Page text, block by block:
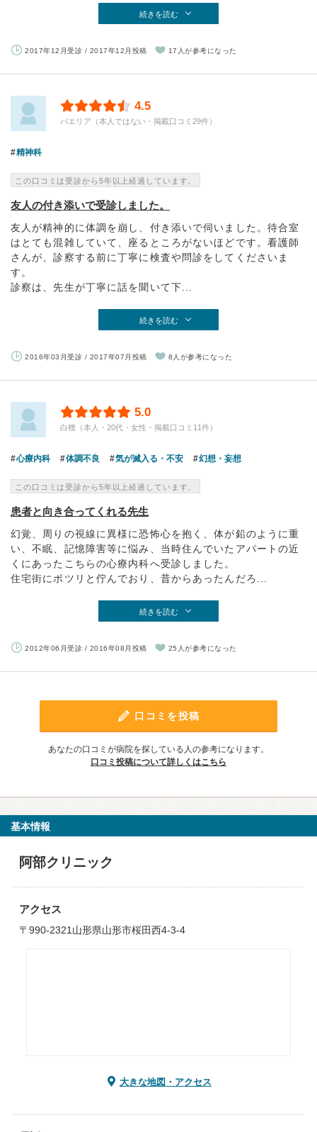
続きを読む
2017年12月受診 / 2017年12月投稿 17人が参考になった
4.5
パエリア（本人ではない・掲載口コミ29件）
精神科
この口コミは受診から5年以上経過しています。
友人の付き添いで受診しました。
友人が精神的に体調を崩し、付き添いで伺いました。待合室
はとても混雑していて、座るところがないほどです。看護師
さんが、診察する前に丁寧に検査や問診をしてくださいま
す。
診察は、先生が丁寧に話を聞いて下...
続きを読む
2016年03月受診 / 2017年07月投稿 8人が参考になった
5.0
白檀（本人・20代・女性・掲載口コミ11件）
心療内科 体調不良 気が滅入る・不安 幻想・妄想
この口コミは受診から5年以上経過しています。
患者と向き合ってくれる先生
幻覚、周りの視線に異様に恐怖心を抱く、体が鉛のように重
い、不眠、記憶障害等に悩み、当時住んでいたアパートの近
くにあったこちらの心療内科へ受診しました。
住宅街にポツリと佇んでおり、昔からあったんだろ...
続きを読む
2012年06月受診 / 2016年08月投稿 25人が参考になった
口コミを投稿
あなたの口コミが病院を探している人の参考になります。
口コミ投稿について詳しくはこちら
基本情報
阿部クリニック
アクセス
〒990-2321山形県山形市桜田西4-3-4
大きな地図・アクセス